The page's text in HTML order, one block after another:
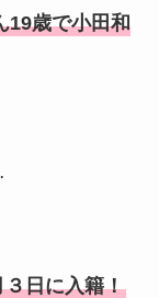
19歳で小田和
日に入籍！